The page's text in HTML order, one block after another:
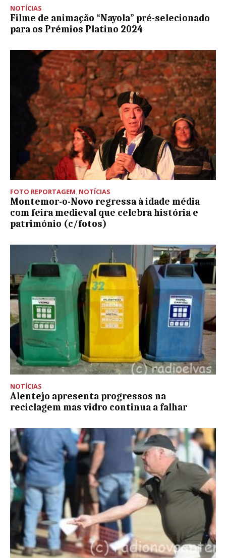
NOTÍCIAS
Filme de animação “Nayola” pré-selecionado
para os Prémios Platino 2024
FOTO REPORTAGEM, NOTÍCIAS
Montemor-o-Novo regressa à idade média
com feira medieval que celebra história e
património (c/fotos)
NOTÍCIAS
Alentejo apresenta progressos na
reciclagem mas vidro continua a falhar